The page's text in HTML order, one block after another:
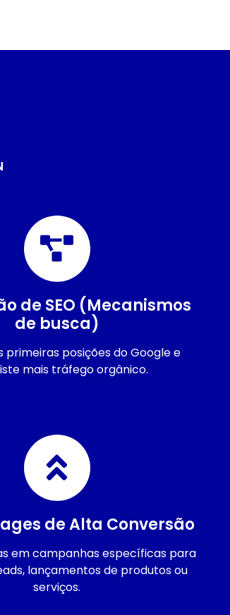
de SEO (Mecanismos
de busca)
primeiras posições do Google e
mais tráfego orgânico.
de Alta Conversão
em campanhas específicas para
lançamentos de produtos ou
serviços.